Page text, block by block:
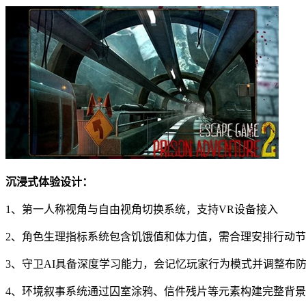
沉浸式体验设计：
1、第一人称视角与自由视角切换系统，支持VR设备接入
2、角色生理指标系统包含饥饿值和体力值，需合理安排行动
3、守卫AI具备深度学习能力，会记忆玩家行为模式并调整布
4、环境叙事系统通过囚室涂鸦、信件残片等元素构建完整背